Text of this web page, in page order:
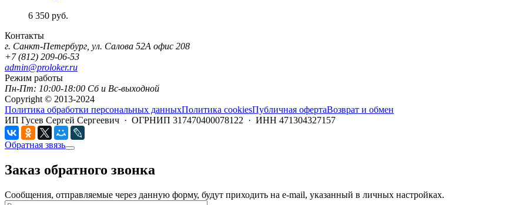
6 350 руб.
Контакты
г. Санкт-Петербург, ул. Салова 52А офис 208
+7 (812) 209-06-53
admin@proloker.ru
Режим работы
Пн-Пт: 10:00-18:00 Сб и Вс-выходной
Copyright © 2013-2024
Политика обработки персональных данныхПолитика cookiesПубличная офертаВозврат и обмен
ИП Гусев Сергей Сергеевич · ОГРНИП 317470400078122 · ИНН 471304327157
Обратная звязь
Заказ обратного звонка
Сообщения, отправляемые через данную форму, будут приходить на e-mail, указанный в личных настройках.